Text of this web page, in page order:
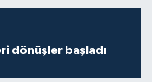
dönüşler başladı